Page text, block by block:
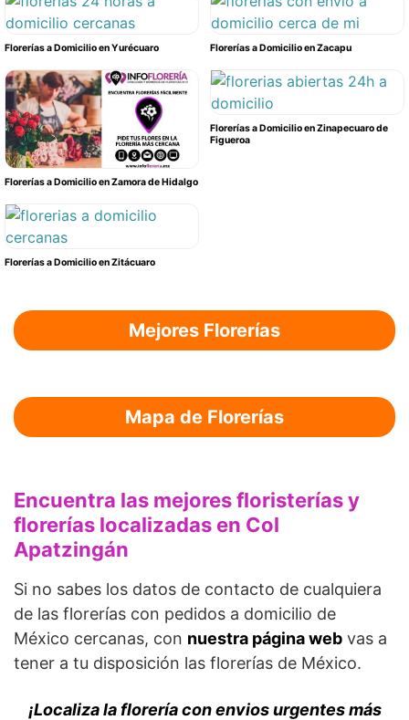
Florerías a Domicilio en Yurécuaro Florerías a Domicilio en Zacapu
Florerías a Domicilio en Zamora de Hidalgo
Florerías a Domicilio en Zinapecuaro de
Figueroa
Florerías a Domicilio en Zitácuaro
Mejores Florerías
Mapa de Florerías
Encuentra las mejores floristerías y
florerías localizadas en Col
Apatzingán
Si no sabes los datos de contacto de cualquiera
de las florerías con pedidos a domicilio de
México cercanas, con nuestra página web vas a
tener a tu disposición las florerías de México.
¡Localiza la florería con envios urgentes más